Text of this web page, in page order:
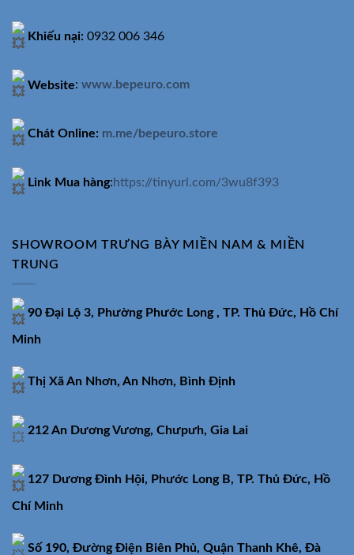
Khiếu nại: 0932 006 346
Website: www.bepeuro.com
Chát Online: m.me/bepeuro.store
Link Mua hàng:https://tinyurl.com/3wu8f393
SHOWROOM TRƯNG BÀY MIỀN NAM & MIỀN
TRUNG
90 Đại Lộ 3, Phường Phước Long , TP. Thủ Đức, Hồ Chí
Minh
Thị Xã An Nhơn, An Nhơn, Bình Định
212 An Dương Vương, Chưpưh, Gia Lai
127 Dương Đình Hội, Phước Long B, TP. Thủ Đức, Hồ
Chí Minh
Số 190, Đường Điện Biên Phủ, Quận Thanh Khê, Đà